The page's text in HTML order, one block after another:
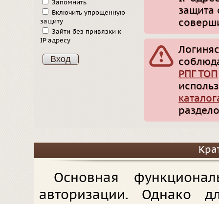
Запомнить
Включить упрощенную
защиту
Зайти без привязки к
IP адресу
защита
РПГ ТОП
Основная
авторизации. Однако